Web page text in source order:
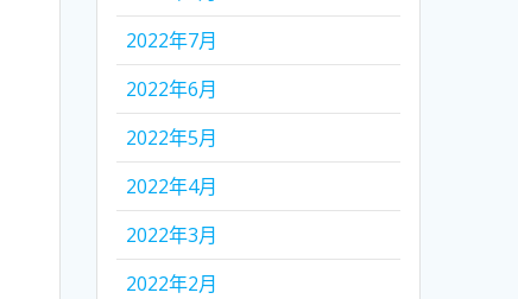
2022年7月
2022年6月
2022年5月
2022年4月
2022年3月
2022年2月